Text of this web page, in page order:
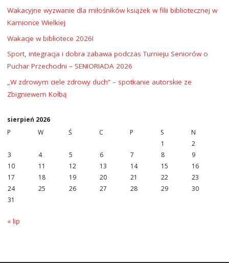
Wakacyjne wyzwanie dla miłośników książek w filii bibliotecznej w
Kamionce Wielkiej
Wakacje w bibliotece 2026!
Sport, integracja i dobra zabawa podczas Turnieju Seniorów o
Puchar Przechodni – SENIORIADA 2026
„W zdrowym ciele zdrowy duch” – spotkanie autorskie ze
Zbigniewem Kołbą
sierpień 2026
P
W Ś C P S
N
1
2
3
4 5 6 7 8
9
10
11 12 13 14 15
16
17
18 19 20 21 22
23
24
25 26 27 28 29
30
31
« lip